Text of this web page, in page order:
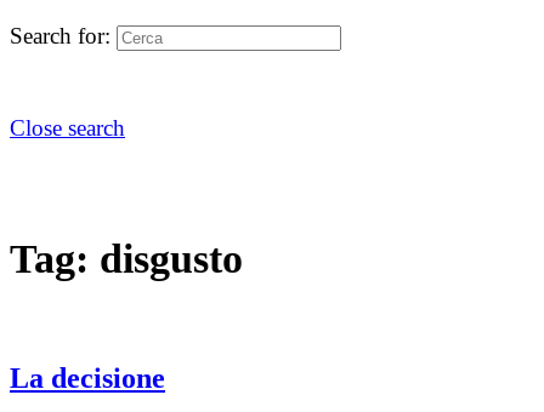
Search for:
Close search
Tag: disgusto
La decisione